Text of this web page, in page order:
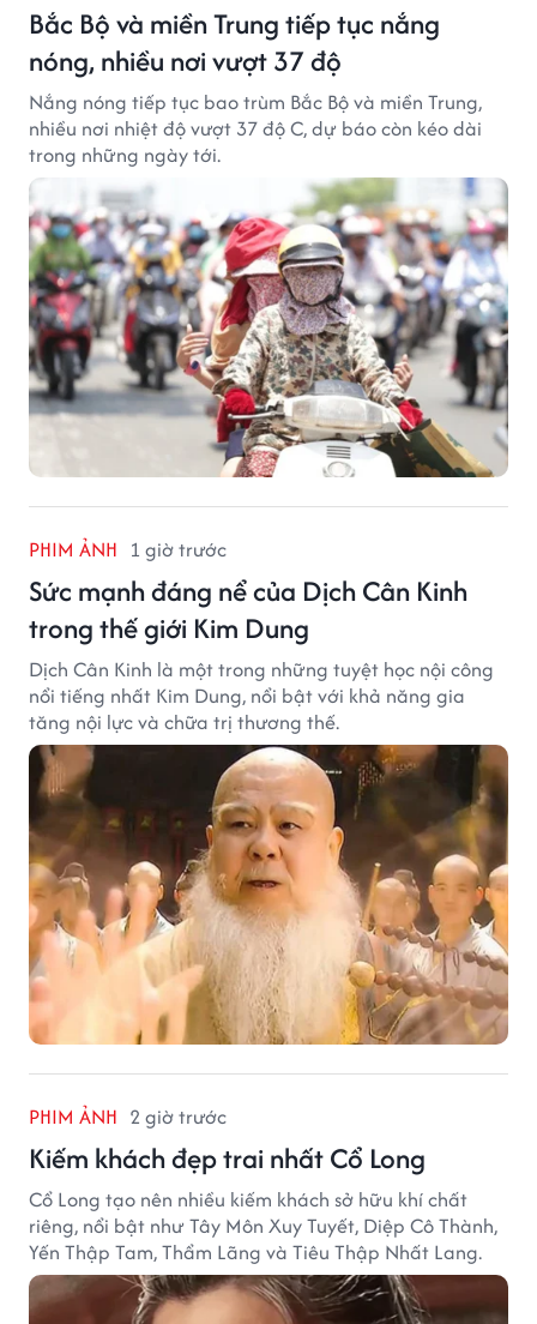
Bắc Bộ và miền Trung tiếp tục nắng
nóng, nhiều nơi vượt 37 độ
Nắng nóng tiếp tục bao trùm Bắc Bộ và miền Trung,
nhiều nơi nhiệt độ vượt 37 độ C, dự báo còn kéo dài
trong những ngày tới.
PHIM ẢNH 1 giờ trước
Sức mạnh đáng nể của Dịch Cân Kinh
trong thế giới Kim Dung
Dịch Cân Kinh là một trong những tuyệt học nội công
nổi tiếng nhất Kim Dung, nổi bật với khả năng gia
tăng nội lực và chữa trị thương thế.
PHIM ẢNH 2 giờ trước
Kiếm khách đẹp trai nhất Cổ Long
Cổ Long tạo nên nhiều kiếm khách sở hữu khí chất
riêng, nổi bật như Tây Môn Xuy Tuyết, Diệp Cô Thành,
Yến Thập Tam, Thẩm Lãng và Tiêu Thập Nhất Lang.